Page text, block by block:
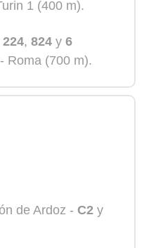
1 (400 m).
224, 824y 6
Roma (700 m).
de Ardoz - C2y